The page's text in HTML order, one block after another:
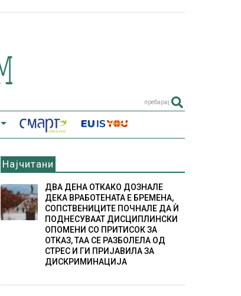
пребарај
Најчитани
ДВА ДЕНА ОТКАКО ДОЗНАЛЕ
ДЕКА ВРАБОТЕНАТА Е БРЕМЕНА,
СОПСТВЕНИЦИТЕ ПОЧНАЛЕ ДА Ѝ
ПОДНЕСУВААТ ДИСЦИПЛИНСКИ
ОПОМЕНИ СО ПРИТИСОК ЗА
ОТКАЗ, ТАА СЕ РАЗБОЛЕЛА ОД
СТРЕС И ГИ ПРИЈАВИЛА ЗА
ДИСКРИМИНАЦИЈА